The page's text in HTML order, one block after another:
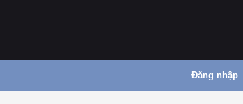
Đăng nhập